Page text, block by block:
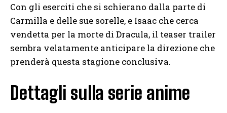
Con gli eserciti che si schierano dalla parte di
Carmilla e delle sue sorelle, e Isaac che cerca
vendetta per la morte di Dracula, il teaser trailer
sembra velatamente anticipare la direzione che
prenderà questa stagione conclusiva.
Dettagli sulla serie anime